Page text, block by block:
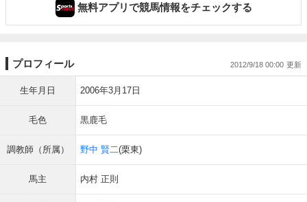
無料アプリで競馬情報をチェックする
プロフィール 2012/9/18 00:00
生年月日 2006年3月17日
毛色 黒鹿毛
調教師（所属） 野中 賢二(栗東)
馬主 内村 正則